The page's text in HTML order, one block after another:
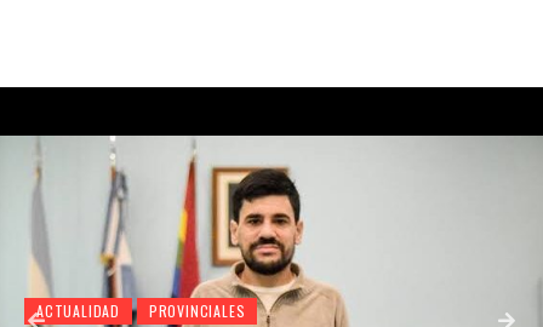
ACTUALIDAD PROVINCIALES